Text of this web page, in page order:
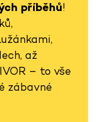
příběhů!
až
– to vše
zábavné